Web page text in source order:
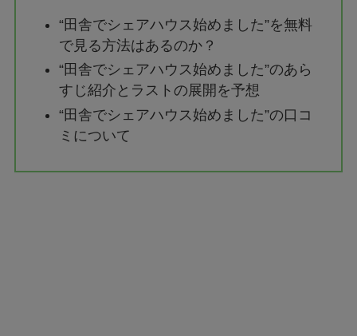
“田舎でシェアハウス始めました”を無料
で見る方法はあるのか？
“田舎でシェアハウス始めました”のあら
すじ紹介とラストの展開を予想
“田舎でシェアハウス始めました”の口コ
ミについて